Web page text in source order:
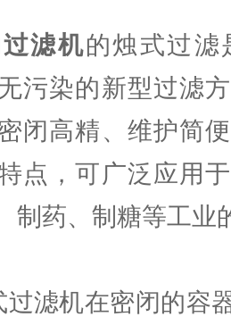
滤机的烛式过滤
污染的新型过滤
闭高精、维护简
点，可广泛应用
制药、制糖等工业
机在密闭的容